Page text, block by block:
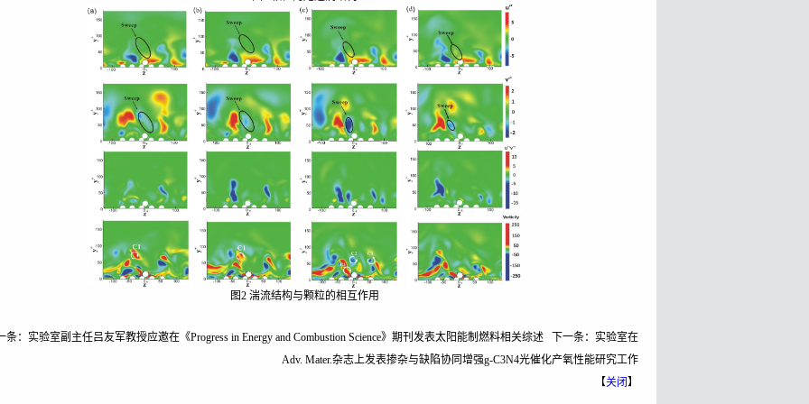
图2 湍流结构与颗粒的相互作用
条： 实验室副主任吕友军教授应邀在《Progress in Energy and Combustion Science》期刊发表太阳能制燃料相关综述 下一条： 实验室在
Adv. Mater.杂志上发表掺杂与缺陷协同增强g-C3N4光催化产氧性能研究工作
【关闭】